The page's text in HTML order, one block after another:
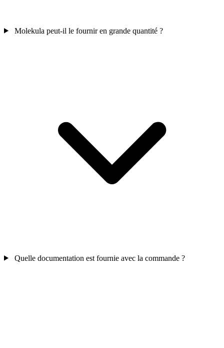
Molekula peut-il le fournir en grande quantité ?
Quelle documentation est fournie avec la commande ?